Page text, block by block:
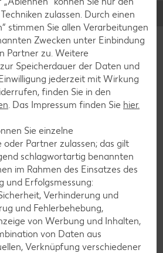
Express-Zutat im Frühstücks-
cremigen Dessert.
von Maracujas
Erlebnis. Besonders beliebt ist
frischen Aromas in Säften,
oder als Zusatz in Marmelade und
Maracujasaft aber auch in
als Essigersatz im Salatdressing –
du es gern säuerlich magst. Alles
erfährst du hier:
essen – so geht’s
zulassen. Durch einen
stimmen Sie allen Verarbeitungen
Zwecken unter Einbindung
Partner zu. Weitere
Speicherdauer der Daten und
jederzeit mit Wirkung
finden Sie in den
. Das Impressum finden Sie hier.
Sie einzelne
Partner zulassen; das gilt
schlagwortartig benannten
im Rahmen des Einsatzes des
und Erfolgsmessung:
Verhinderung und
und Fehlerbehebung,
von Werbung und Inhalten,
von Daten aus
Verknüpfung verschiedener